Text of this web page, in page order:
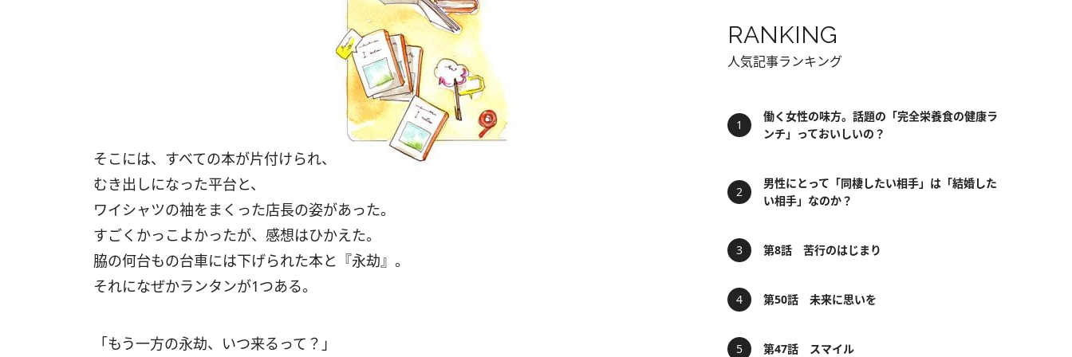
そこには、すべての本が片付けられ、
むき出しになった平台と、
ワイシャツの袖をまくった店長の姿があった。
すごくかっこよかったが、感想はひかえた。
脇の何台もの台車には下げられた本と『永劫』。
それになぜかランタンが1つある。
「もう一方の永劫、いつ来るって？」
RANKING
人気記事ランキング
働く女性の味方。話題の「完全栄養食の健康ラ
ンチ」っておいしいの？
男性にとって「同棲したい相手」は「結婚した
い相手」なのか？
第8話 苦行のはじまり
第50話 未来に思いを
第47話 スマイル